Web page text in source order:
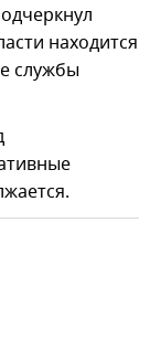
находится
службы